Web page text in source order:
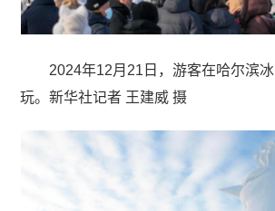
2024年12月21日，游客在哈尔滨
玩。新华社记者 王建威 摄